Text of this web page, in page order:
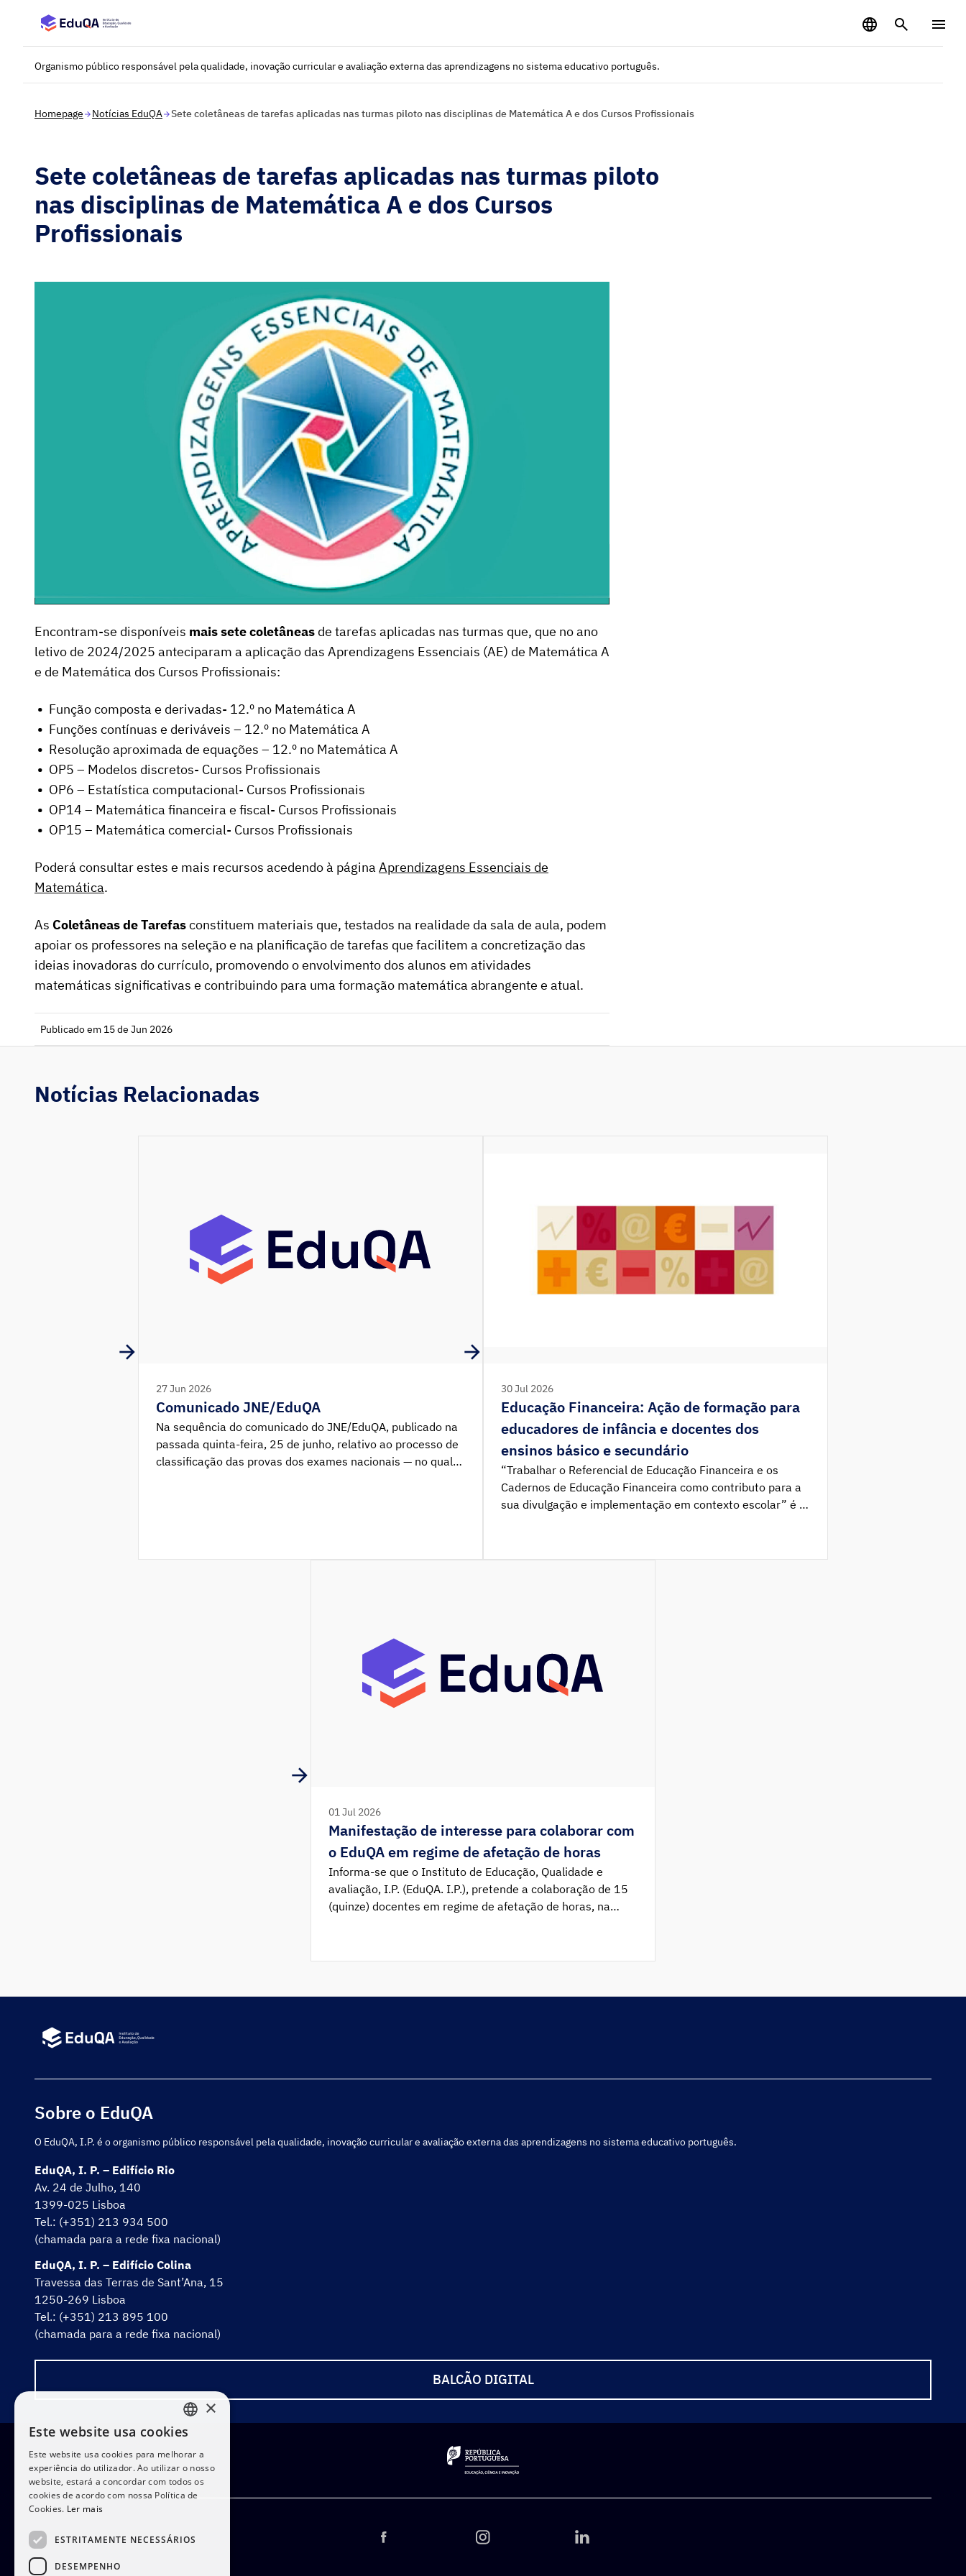
Organismo público responsável pela qualidade, inovação curricular e avaliação externa das aprendizagens no sistema educativo português.
Homepage Notícias EduQA Sete coletâneas de tarefas aplicadas nas turmas piloto nas disciplinas de Matemática A e dos Cursos Profissionais
Sete coletâneas de tarefas aplicadas nas turmas piloto
nas disciplinas de Matemática A e dos Cursos
Profissionais
Encontram-se disponíveis mais sete coletâneas de tarefas aplicadas nas turmas que, que no ano
letivo de 2024/2025 anteciparam a aplicação das Aprendizagens Essenciais (AE) de Matemática A
e de Matemática dos Cursos Profissionais:
Função composta e derivadas- 12.º no Matemática A
Funções contínuas e deriváveis – 12.º no Matemática A
Resolução aproximada de equações – 12.º no Matemática A
OP5 – Modelos discretos- Cursos Profissionais
OP6 – Estatística computacional- Cursos Profissionais
OP14 – Matemática financeira e fiscal- Cursos Profissionais
OP15 – Matemática comercial- Cursos Profissionais
Poderá consultar estes e mais recursos acedendo à páginaAprendizagens Essenciais de
Matemática.
As Coletâneas de Tarefasconstituem materiais que, testados na realidade da sala de aula, podem
apoiar os professores na seleção e na planificação de tarefas que facilitem a concretização das
ideias inovadoras do currículo, promovendo o envolvimento dos alunos em atividades
matemáticas significativas e contribuindo para uma formação matemática abrangente e atual.
Publicado em 15 de Jun 2026
Notícias Relacionadas
27 Jun 2026
Comunicado JNE/EduQA
Na sequência do comunicado do JNE/EduQA, publicado na
passada quinta-feira, 25 de junho, relativo ao processo de
classificação das provas dos exames nacionais — no qual
30 Jul 2026
Educação Financeira: Ação de formação para
educadores de infância e docentes dos
ensinos básico e secundário
“Trabalhar o Referencial de Educação Financeira e os
Cadernos de Educação Financeira como contributo para a
sua divulgação e implementação em contexto escolar” é o
educadores de infância e a docentes dos ensinos básico e
01 Jul 2026
Manifestação de interesse para colaborar com
o EduQA em regime de afetação de horas
Informa-se que o Instituto de Educação, Qualidade e
avaliação, I.P. (EduQA. I.P.), pretende a colaboração de 15
(quinze) docentes em regime de afetação de horas, na
Sobre o EduQA
O EduQA, I.P. é o organismo público responsável pela qualidade, inovação curricular e avaliação externa das aprendizagens no sistema educativo português.
EduQA, I. P. – Edifício Rio
Av. 24 de Julho, 140
1399-025 Lisboa
Tel.: (+351) 213 934 500
(chamada para a rede fixa nacional)
EduQA, I. P. – Edifício Colina
Travessa das Terras de Sant’Ana, 15
1250-269 Lisboa
Tel.: (+351) 213 895 100
(chamada para a rede fixa nacional)
BALCÃO DIGITAL
PORTUGUESE
ENGLISH
×
Este website usa cookies
Este website usa cookies para melhorar a
experiência do utilizador. Ao utilizar o nosso
website, estará a concordar com todos os
cookies de acordo com nossa Política de
Cookies. Ler mais
ESTRITAMENTE NECESSÁRIOS
DESEMPENHO